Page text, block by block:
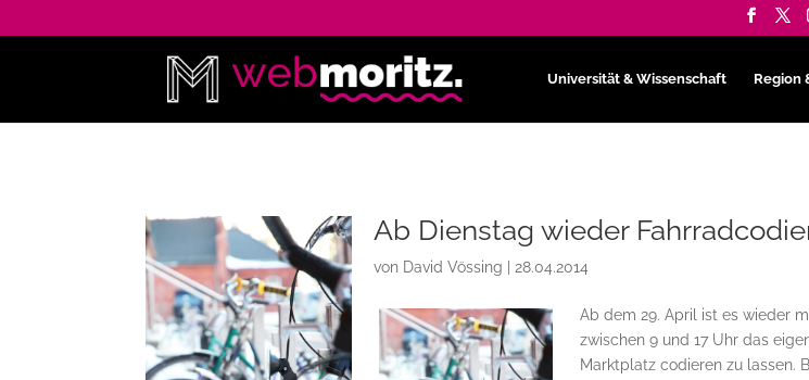
Universität & Wissenschaft Region
Ab Dienstag wieder
von David Vössing 28.04.2014
Ab dem 29. April ist es wieder
zwischen 9 und 17 Uhr das
Marktplatz codieren zu lassen.